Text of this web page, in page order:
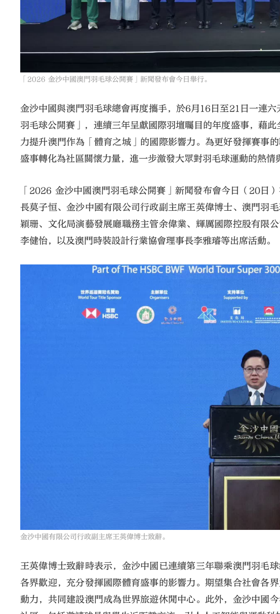
「2026 金沙中國澳門羽毛球公開賽」新聞發布會今日舉行。
金沙中國與澳門羽毛球總會再度攜手，於6月16日至21日一連
羽毛球公開賽」，連續三年呈獻國際羽壇矚目的年度盛事，藉
力提升澳門作為「體育之城」的國際影響力。為更好發揮賽事
盛事轉化為社區關懷力量，進一步激發大眾對羽毛球運動的熱情
「2026 金沙中國澳門羽毛球公開賽」新聞發布會今日（20日
長莫子恒、金沙中國有限公司行政副主席王英偉博士、澳門羽
穎珊、文化局演藝發展廳職務主管余偉業、輝厲國際控股有限
李健怡，以及澳門時裝設計行業協會理事長李雅璿等出席活動。
金沙中國有限公司行政副主席王英偉博士致辭。
王英偉博士致辭時表示，金沙中國已連續第三年聯乘澳門羽毛
各界歡迎，充分發揮國際體育盛事的影響力。期望集合社會各
動力，共同建設澳門成為世界旅遊休閒中心。此外，金沙中國